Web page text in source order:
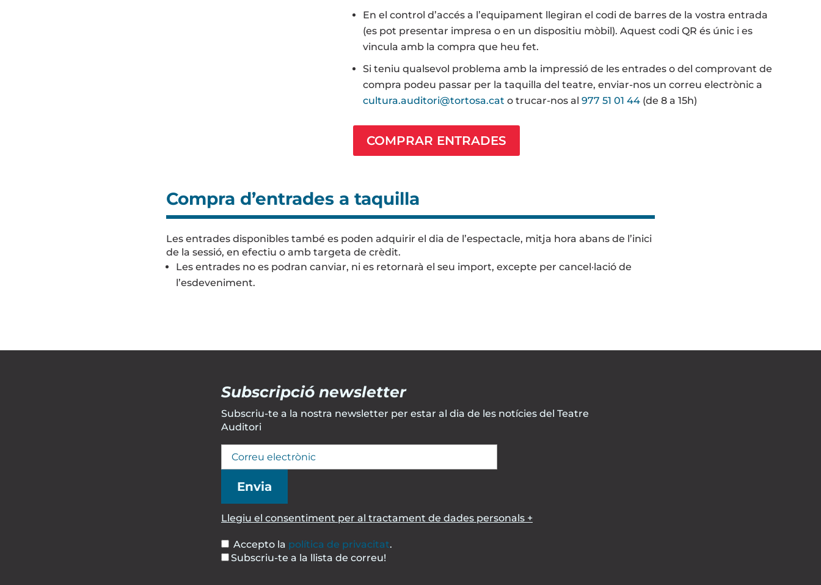
En el control d’accés a l’equipament llegiran el codi de barres de la vostra entrada
(es pot presentar impresa o en un dispositiu mòbil). Aquest codi QR és únic i es
vincula amb la compra que heu fet.
Si teniu qualsevol problema amb la impressió de les entrades o del comprovant de
compra podeu passar per la taquilla del teatre, enviar-nos un correu electrònic a
cultura.auditori@tortosa.cat o trucar-nos al 977 51 01 44(de 8 a 15h)
COMPRAR ENTRADES
Compra d’entrades a taquilla
Les entrades disponibles també es poden adquirir el dia de l’espectacle, mitja hora abans de l’inici
de la sessió, en efectiu o amb targeta de crèdit.
Les entrades no es podran canviar, ni es retornarà el seu import, excepte per cancel·lació de
l’esdeveniment.
Subscripció newsletter
Subscriu-te a la nostra newsletter per estar al dia de les notícies del Teatre
Auditori
Llegiu el consentiment per al tractament de dades personals +
Accepto la política de privacitat.
Subscriu-te a la llista de correu!